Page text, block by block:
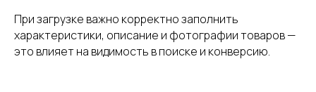
При загрузке важно корректно заполнить
характеристики, описание и фотографии товаров —
это влияет на видимость в поиске и конверсию.